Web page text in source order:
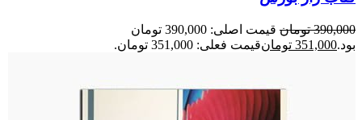
390,000 تومان
قیمت اصلی: 390,000 تومان
بود.351,000 تومانقیمت فعلی: 351,000 تومان.